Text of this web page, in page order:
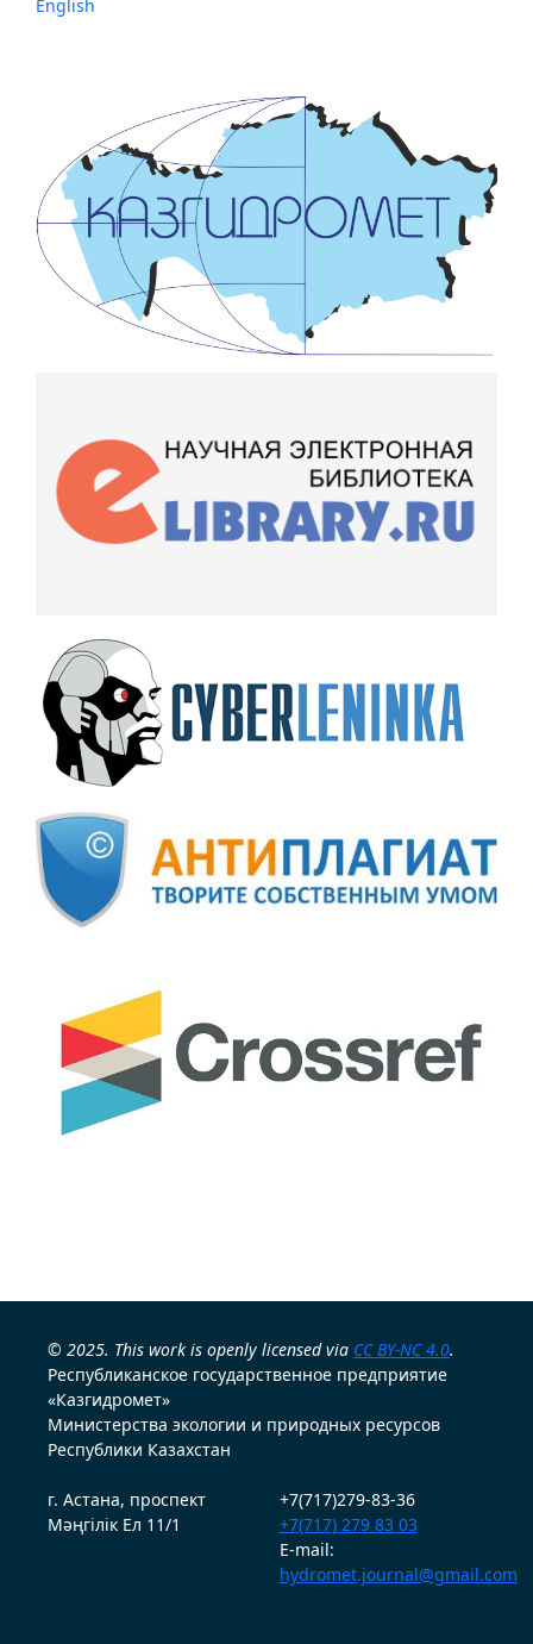
English
© 2025. This work is openly licensed via CC BY-NC 4.0.
Республиканское государственное предприятие
«Казгидромет»
Министерства экологии и природных ресурсов
Республики Казахстан
г. Астана, проспект
Мәңгілік Ел 11/1
+7(717)279-83-36
+7(717) 279 83 03
E-mail:
hydromet.journal@gmail.com